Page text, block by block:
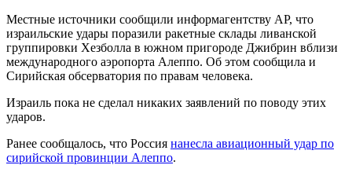
Местные источники сообщили информагентству AP, что
израильские удары поразили ракетные склады ливанской
группировки Хезболла в южном пригороде Джибрин вблизи
международного аэропорта Алеппо. Об этом сообщила и
Сирийская обсерватория по правам человека.
Израиль пока не сделал никаких заявлений по поводу этих
ударов.
Ранее сообщалось, что Россия нанесла авиационный удар по
сирийской провинции Алеппо.